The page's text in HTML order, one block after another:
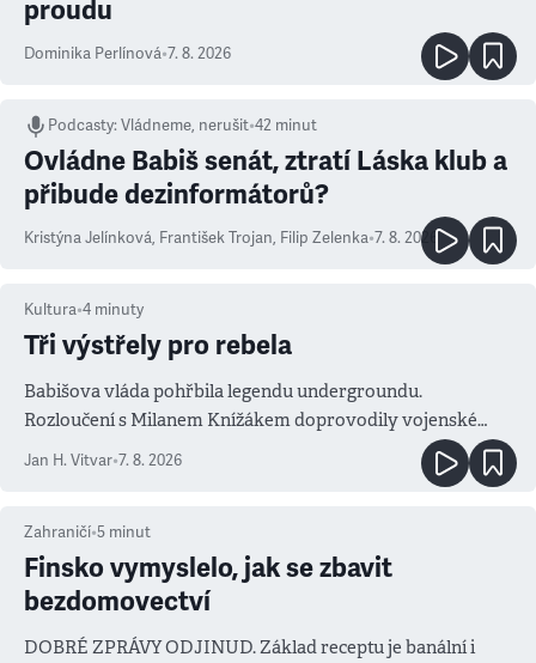
proudu
Dominika Perlínová•7. 8. 2026
Podcasty:Vládneme, nerušit•42 minut
Ovládne Babiš senát, ztratí Láska klub a
přibude dezinformátorů?
Kristýna Jelínková, František Trojan, Filip Zelenka•7. 8. 2026
Kultura•4 minuty
Tři výstřely pro rebela
Babišova vláda pohřbila legendu undergroundu.
Rozloučení s Milanem Knížákem doprovodily vojenské
salvy i kritika pokrokářů
Jan H. Vitvar•7. 8. 2026
Zahraničí•5 minut
Finsko vymyslelo, jak se zbavit
bezdomovectví
DOBRÉ ZPRÁVY ODJINUD. Základ receptu je banální i